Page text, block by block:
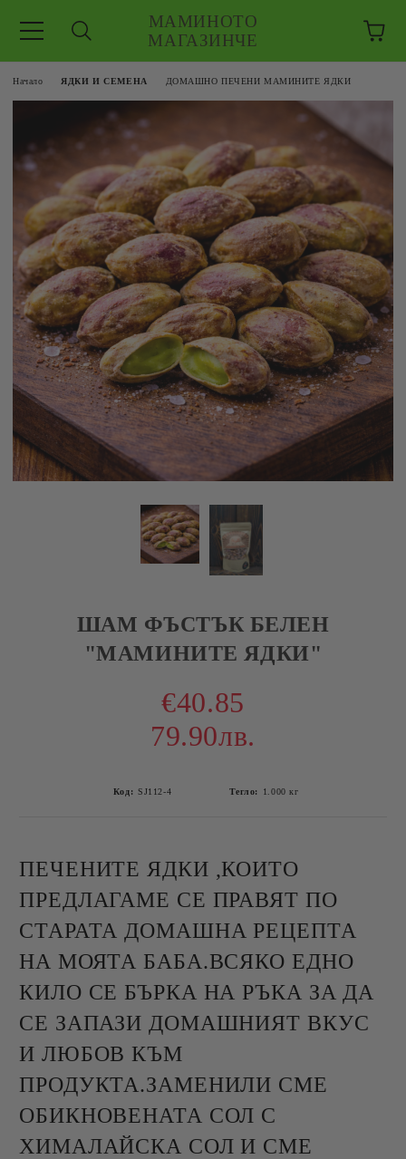
МАМИНОТО
МАГАЗИНЧЕ
Начало ЯДКИ И СЕМЕНА ДОМАШНО ПЕЧЕНИ МАМИНИТЕ ЯДКИ
ШАМ ФЪСТЪК БЕЛЕН
"МАМИНИТЕ ЯДКИ"
€40.85
79.90лв.
Код: SJ112-4 Тегло: 1.000 кг
ПЕЧЕНИТЕ ЯДКИ ,КОИТО
ПРЕДЛАГАМЕ СЕ ПРАВЯТ ПО
СТАРАТА ДОМАШНА РЕЦЕПТА
НА МОЯТА БАБА.ВСЯКО ЕДНО
КИЛО СЕ БЪРКА НА РЪКА ЗА ДА
СЕ ЗАПАЗИ ДОМАШНИЯТ ВКУС
И ЛЮБОВ КЪМ
ПРОДУКТА.ЗАМЕНИЛИ СМЕ
ОБИКНОВЕНАТА СОЛ С
ХИМАЛАЙСКА СОЛ И СМЕ